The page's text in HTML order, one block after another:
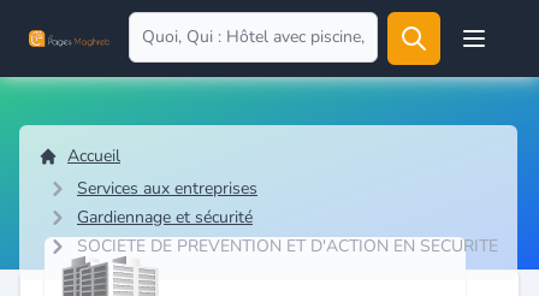
Open
Accueil
Services aux entreprises
Gardiennage et sécurité
SOCIETE DE PREVENTION ET D'ACTION EN SECURITE